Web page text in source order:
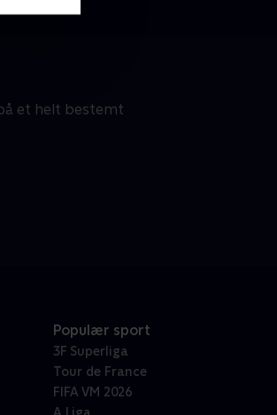
et helt bestemt
Populær sport
3F Superliga
Tour de France
FIFA VM 2026